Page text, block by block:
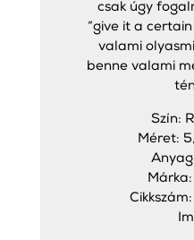
csak úgy
“give it a certain
valami
benne valami
Szín:
Méret:
Márka: